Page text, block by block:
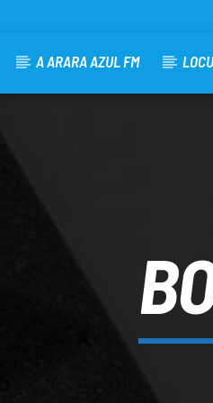
A ARARA AZUL FM